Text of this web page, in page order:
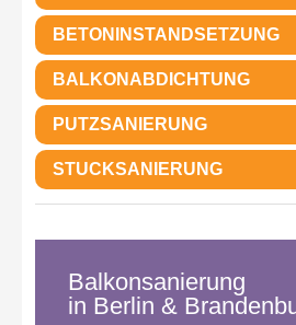
BETONINSTANDSETZUNG
BALKONABDICHTUNG
PUTZSANIERUNG
STUCKSANIERUNG
Balkonsanierung
in Berlin &